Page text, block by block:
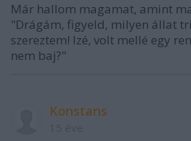
Már hallom magamat, amint
"Drágám, figyeld, milyen állat
szereztem! Izé, volt mellé egy
nem baj?"
Konstans